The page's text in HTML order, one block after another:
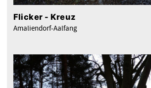
Flicker - Kreuz
Amaliendorf-Aalfang